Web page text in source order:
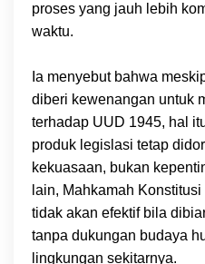
proses yang jauh lebih
waktu.
Ia menyebut bahwa
diberi kewenangan untuk
terhadap UUD 1945, hal
produk legislasi tetap
kekuasaan, bukan
lain, Mahkamah
tidak akan efektif bila
tanpa dukungan budaya
lingkungan sekitarnya.